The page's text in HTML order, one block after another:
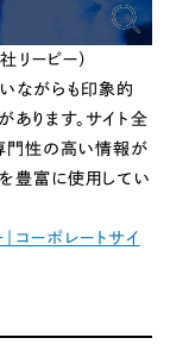
リーピー）
ながらも印象的
があります。サイト全
門性の高い情報が
豊富に使用してい
コーポレートサイ